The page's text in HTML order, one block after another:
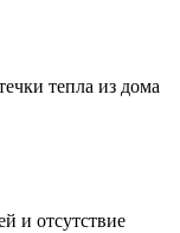
тепла из дома
и отсутствие